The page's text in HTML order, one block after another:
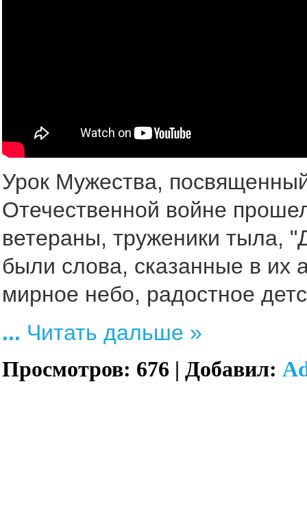
Урок Мужества,
Отечественной войне
ветераны, труженики тыла,
были слова, сказанные в их
мирное небо, радостное
... Читать дальше »
Просмотров: 676 | Добавил: